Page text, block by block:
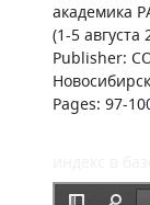
академика
(1-5 августа
Publisher:
Pages: 97-